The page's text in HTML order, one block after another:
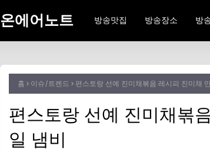
온에어노트 방송맛집 방송장소 방
홈 이슈/트렌드 편스토랑 선예 진미채볶음 레시피 진미채
편스토랑 선예 진미채볶
일 냄비